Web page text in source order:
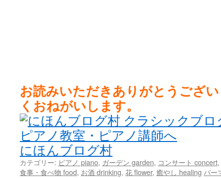
お読みいただきありがとうござ
くおねがいします。
にほんブログ村
カテゴリー: ピアノ piano, ガーデン garden, コンサート concert,
食事・食べ物 food, お酒 drinking, 花 flower, 癒やし healing パー